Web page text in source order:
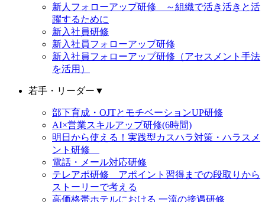
新人フォローアップ研修 ～組織で活き活きと活
躍するために
新入社員研修
新入社員フォローアップ研修
新入社員フォローアップ研修（アセスメント手法
を活用）
若手・リーダー ▼
部下育成・OJTとモチベーションUP研修
AI×営業スキルアップ研修(6時間)
明日から使える！実践型カスハラ対策・ハラスメ
ント研修
電話・メール対応研修
テレアポ研修 アポイント習得までの段取りから
ストーリーで考える
高価格帯ホテルにおける 一流の接遇研修